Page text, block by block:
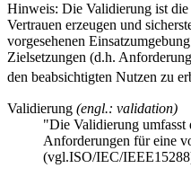
Hinweis: Die Validierung ist
Vertrauen erzeugen und
vorgesehenen
Zielsetzungen (d.h.
den beabsichtigten Nutzen zu
Validierung (engl.: validation)
"Die Validierung umfasst
Anforderungen für eine
(vgl.ISO/IEC/